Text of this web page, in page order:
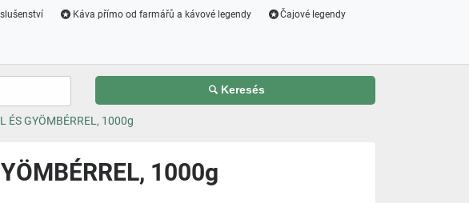
Káva přímo od farmářů a kávové legendy Čajové legendy
Keresés
ÉS GYÖMBÉRREL, 1000g
1000g